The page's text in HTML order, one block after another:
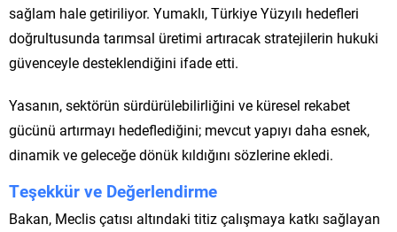
sağlam hale getiriliyor. Yumaklı, Türkiye Yüzyılı hedefleri
doğrultusunda tarımsal üretimi artıracak stratejilerin hukuki
güvenceyle desteklendiğini ifade etti.
Yasanın, sektörün sürdürülebilirliğini ve küresel rekabet
gücünü artırmayı hedeflediğini; mevcut yapıyı daha esnek,
dinamik ve geleceğe dönük kıldığını sözlerine ekledi.
Teşekkür ve Değerlendirme
Bakan, Meclis çatısı altındaki titiz çalışmaya katkı sağlayan